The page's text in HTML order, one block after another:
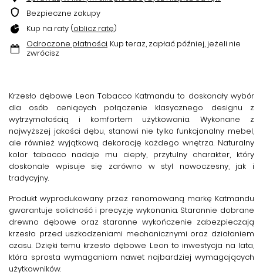
Bezpieczne zakupy
Kup na raty (oblicz ratę)
Odroczone płatności. Kup teraz, zapłać później, jeżeli nie
zwrócisz
Krzesło dębowe Leon Tabacco Katmandu to doskonały wybór
dla osób ceniących połączenie klasycznego designu z
wytrzymałością i komfortem użytkowania. Wykonane z
najwyższej jakości dębu, stanowi nie tylko funkcjonalny mebel,
ale również wyjątkową dekorację każdego wnętrza. Naturalny
kolor tabacco nadaje mu ciepły, przytulny charakter, który
doskonale wpisuje się zarówno w styl nowoczesny, jak i
tradycyjny.
Produkt wyprodukowany przez renomowaną markę Katmandu
gwarantuje solidność i precyzję wykonania. Starannie dobrane
drewno dębowe oraz staranne wykończenie zabezpieczają
krzesło przed uszkodzeniami mechanicznymi oraz działaniem
czasu. Dzięki temu krzesło dębowe Leon to inwestycja na lata,
która sprosta wymaganiom nawet najbardziej wymagających
użytkowników.